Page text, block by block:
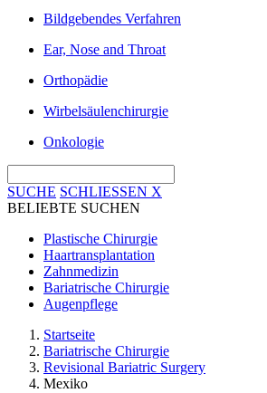
Bildgebendes Verfahren
Ear, Nose and Throat
Orthopädie
Wirbelsäulenchirurgie
Onkologie
SUCHE SCHLIESSEN X
BELIEBTE SUCHEN
Plastische Chirurgie
Haartransplantation
Zahnmedizin
Bariatrische Chirurgie
Augenpflege
Startseite
Bariatrische Chirurgie
Revisional Bariatric Surgery
Mexiko